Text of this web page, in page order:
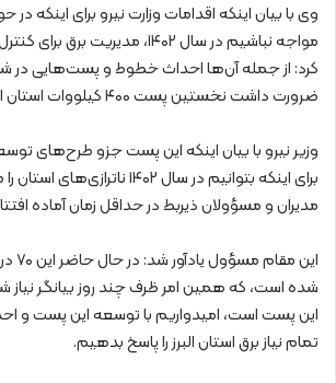
وی با بیان اینکه اقدامات وزارت نیرو برای اینکه
مواجه نباشیم در سال ۱۴۰۲، مدیریت
کرد: از جمله آن‌ها احداث خطوط و پست‌هایی در
ضرورت داشت نخستین پست ۴۰۰ کیلووات استان البرز احداث شود.
وزیر نیرو با بیان اینکه این پست جزو طرح‌های
برای اینکه بتوانیم در سال ۱۴۰۲
مدیران و‌ مسؤولان ذیربط در حداقل زمان آماده
این
شده است، که همین امر ظرف چند روز بیانگر نیاز
این پست است، امیدواریم با توسعه این پست و
تمام نیاز برق استان البرز را پاسخ بدهیم.